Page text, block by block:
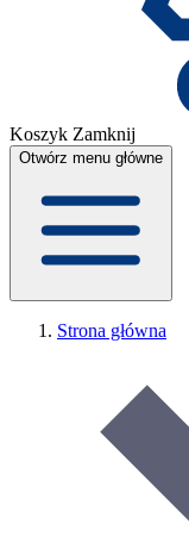
Koszyk Zamknij
Otwórz menu główne
Strona główna